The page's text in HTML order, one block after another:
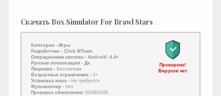
Скачать Box Simulator For Brawl Stars
Категория - Игры
Разработчик - Click MTeam
Операционная система - Android: 4.4+
Русская локализация - Да
Лицензия - Бесплатная
Возрастные ограничения - 3+
Установка кеша - Не требуется
Мультиплеер - Нет
Проверка обновления: 02/08/2026
Проверено!
Вирусов нет